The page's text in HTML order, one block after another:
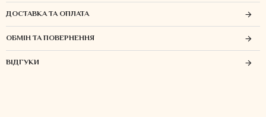
ДОСТАВКА ТА ОПЛАТА
ОБМІН ТА ПОВЕРНЕННЯ
ВІДГУКИ